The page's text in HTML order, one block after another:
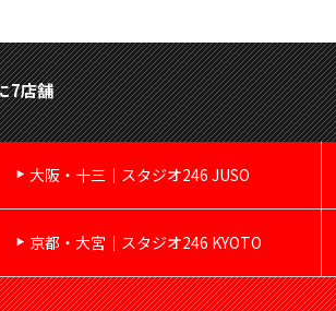
7店舗
大阪・十三｜スタジオ246 JUSO
京都・大宮｜スタジオ246 KYOTO